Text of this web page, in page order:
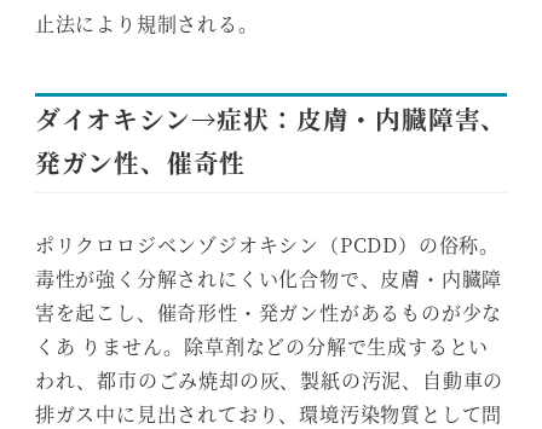
止法により規制される。
ダイオキシン→症状：皮膚・内臓障害、
発ガン性、催奇性
ポリクロロジベンゾジオキシン（PCDD）の俗称。
毒性が強く分解されにくい化合物で、皮膚・内臓障
害を起こし、催奇形性・発ガン性があるものが少な
くあ りません。除草剤などの分解で生成するとい
われ、都市のごみ焼却の灰、製紙の汚泥、自動車の
排ガス中に見出されており、環境汚染物質として問